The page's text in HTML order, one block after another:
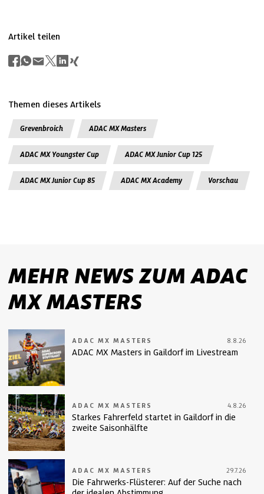
Artikel teilen
Themen dieses Artikels
Grevenbroich ADAC MX Masters
ADAC MX Youngster Cup ADAC MX Junior Cup 125
ADAC MX Junior Cup 85 ADAC MX Academy Vorschau
MEHR NEWS ZUM ADAC
MX MASTERS
ADAC MX MASTERS 8.8.26
ADAC MX Masters in Gaildorf im Livestream
ADAC MX MASTERS 4.8.26
Starkes Fahrerfeld startet in Gaildorf in die
zweite Saisonhälfte
ADAC MX MASTERS 29.7.26
Die Fahrwerks-Flüsterer: Auf der Suche nach